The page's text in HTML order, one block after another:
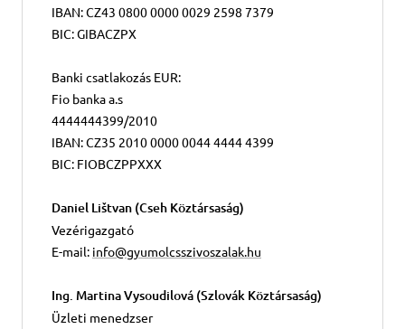
IBAN: CZ43 0800 0000 0029 2598 7379
BIC: GIBACZPX
Banki csatlakozás EUR:
Fio banka a.s
4444444399/2010
IBAN: CZ35 2010 0000 0044 4444 4399
BIC: FIOBCZPPXXX
Daniel Lištvan (Cseh Köztársaság)
Vezérigazgató
E-mail: info@gyumolcsszivoszalak.hu
Ing. Martina Vysoudilová (Szlovák Köztársaság)
Üzleti menedzser